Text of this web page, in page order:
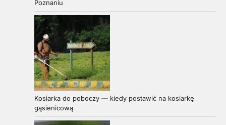
Poznaniu
Kosiarka do poboczy — kiedy postawić na kosiarkę
gąsienicową